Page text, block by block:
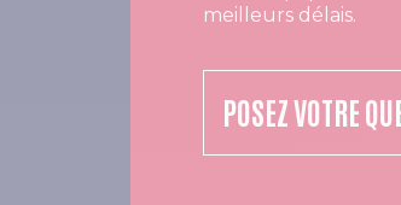
meilleurs délais.
POSEZ VOTRE